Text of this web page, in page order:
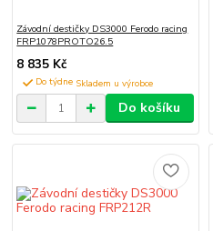
Závodní destičky DS3000 Ferodo racing
FRP1078PROTO26.5
8 835 Kč
Do týdne
Do košíku